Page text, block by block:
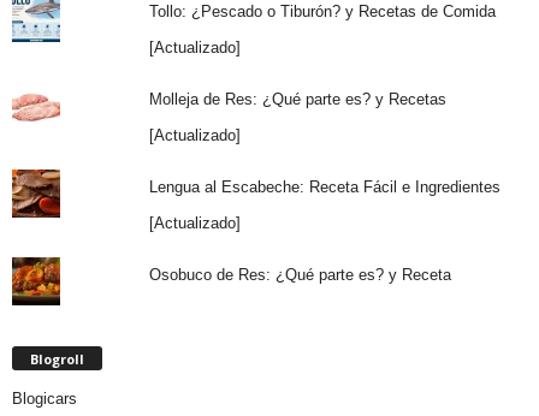
Tollo: ¿Pescado o Tiburón? y Recetas de Comida
[Actualizado]
Molleja de Res: ¿Qué parte es? y Recetas
[Actualizado]
Lengua al Escabeche: Receta Fácil e Ingredientes
[Actualizado]
Osobuco de Res: ¿Qué parte es? y Receta
Blogroll
Blogicars